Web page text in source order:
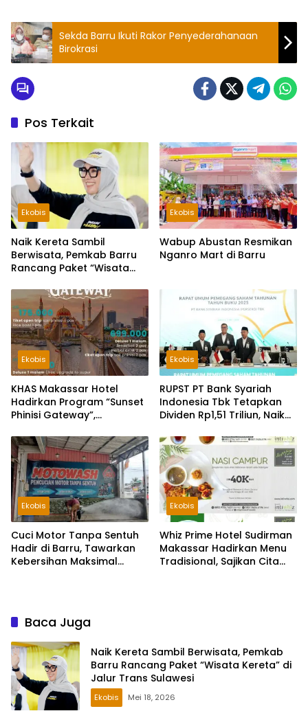
Sekda Barru Ikuti Rakor Penyederahanaan
Birokrasi
Pos Terkait
Ekobis
Naik Kereta Sambil
Berwisata, Pemkab Barru
Rancang Paket “Wisata
Sulawesi
Ekobis
Wabup Abustan Resmikan
Nganro Mart di Barru
Ekobis
KHAS Makassar Hotel
Hadirkan Program “Sunset
Phinisi Gateway”,
Kapal Phinisi
Ekobis
RUPST PT Bank Syariah
Indonesia Tbk Tetapkan
Dividen Rp1,51 Triliun, Naik
Sebelumnya
Ekobis
Cuci Motor Tanpa Sentuh
Hadir di Barru, Tawarkan
Kebersihan Maksimal
Ekobis
Whiz Prime Hotel Sudirman
Makassar Hadirkan Menu
Tradisional, Sajikan Cita
Baca Juga
Naik Kereta Sambil Berwisata, Pemkab
Barru Rancang Paket “Wisata Kereta” di
Jalur Trans Sulawesi
Ekobis Mei 18, 2026